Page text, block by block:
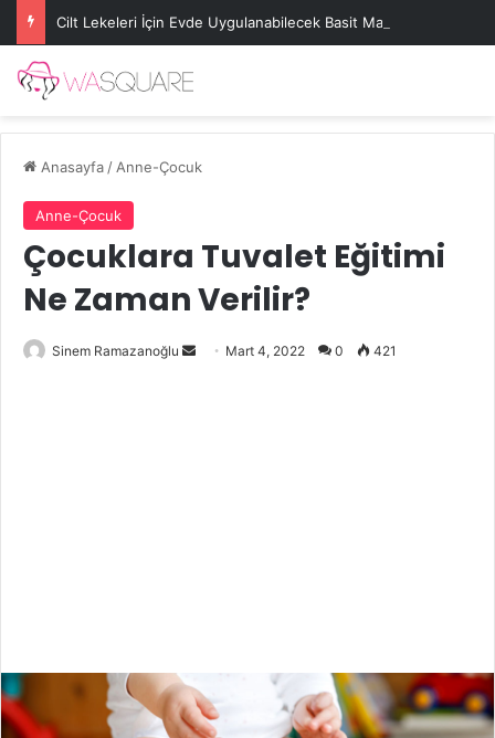
Cilt Lekeleri İçin Evde Uygulanabilecek Basit Maskeler
Anasayfa/Anne-Çocuk
Anne-Çocuk
Çocuklara Tuvalet Eğitimi
Ne Zaman Verilir?
Sinem Ramazanoğlu
Bir
Mart 4, 2022 0 421